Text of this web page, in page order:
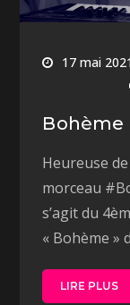
17 mai 2021
Bohème
Heureuse
morceau
s’agit du
« Bohème »
LIRE PLUS